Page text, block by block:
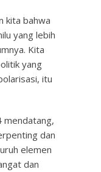
kita bahwa
yang lebih
Kita
yang
itu
mendatang,
dan
elemen
dan